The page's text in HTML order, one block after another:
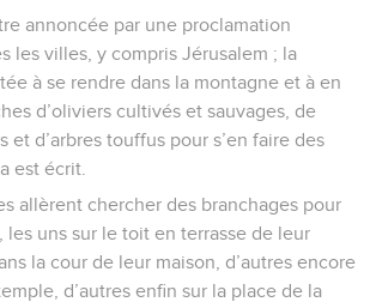
annoncée par une proclamation
les villes, y compris Jérusalem ; la
à se rendre dans la montagne et à en
d’oliviers cultivés et sauvages, de
et d’arbres touffus pour s’en faire des
est écrit.
allèrent chercher des branchages pour
les uns sur le toit en terrasse de leur
la cour de leur maison, d’autres encore
d’autres enfin sur la place de la